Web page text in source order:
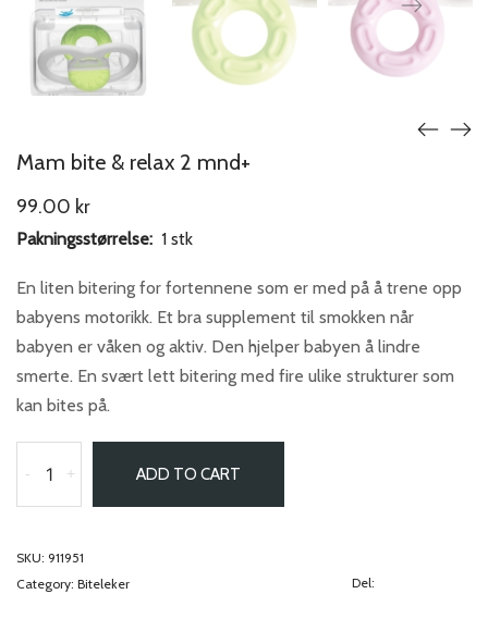
Mam bite & relax 2 mnd+
99.00 kr
Pakningsstørrelse: 1 stk
En liten bitering for fortennene som er med på å trene opp
babyens motorikk. Et bra supplement til smokken når
babyen er våken og aktiv. Den hjelper babyen å lindre
smerte. En svært lett bitering med fire ulike strukturer som
kan bites på.
- + ADD TO CART
SKU: 911951
Category: Biteleker Del: